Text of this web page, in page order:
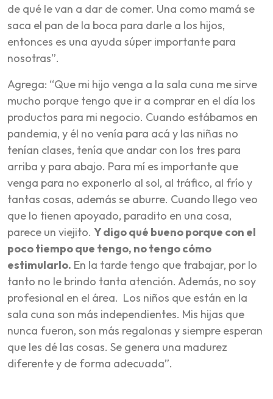
de qué le van a dar de comer. Una como mamá se
saca el pan de la boca para darle a los hijos,
entonces es una ayuda súper importante para
nosotras”.
Agrega: “Que mi hijo venga a la sala cuna me sirve
mucho porque tengo que ir a comprar en el día los
productos para mi negocio. Cuando estábamos en
pandemia, y él no venía para acá y las niñas no
tenían clases, tenía que andar con los tres para
arriba y para abajo. Para mí es importante que
venga para no exponerlo al sol, al tráfico, al frío y
tantas cosas, además se aburre. Cuando llego veo
que lo tienen apoyado, paradito en una cosa,
parece un viejito. Y digo qué bueno porque con el
poco tiempo que tengo, no tengo cómo
estimularlo. En la tarde tengo que trabajar, por lo
tanto no le brindo tanta atención. Además, no soy
profesional en el área. Los niños que están en la
sala cuna son más independientes. Mis hijas que
nunca fueron, son más regalonas y siempre esperan
que les dé las cosas. Se genera una madurez
diferente y de forma adecuada”.